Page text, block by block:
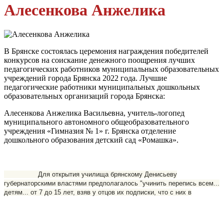
Алесенкова Анжелика
В Брянске состоялась церемония награждения победителей
конкурсов на соискание денежного поощрения лучших
педагогических работников муниципальных образовательных
учреждений города Брянска 2022 года. Лучшие
педагогические работники муниципальных дошкольных
образовательных организаций города Брянска:
Алесенкова Анжелика Васильевна, учитель-логопед
муниципального автономного общеобразовательного
учреждения «Гимназия № 1» г. Брянска отделение
дошкольного образования детский сад «Ромашка».
Для открытия училища брянскому Денисьеву
губернаторскими властями предполагалось "учинить перепись всем...
детям... от 7 до 15 лет, взяв у отцов их подписки, что с них в